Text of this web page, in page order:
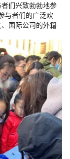
们兴致勃勃地参
与者们的广泛欢
国际公司的外籍